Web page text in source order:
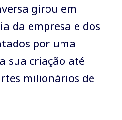
girou em
da empresa e dos
por uma
sua criação até
milionários de